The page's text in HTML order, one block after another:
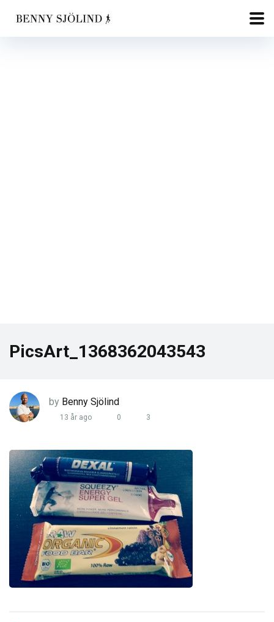
PicsArt_1368362043543
by Benny Sjölind
13 år ago 0 3